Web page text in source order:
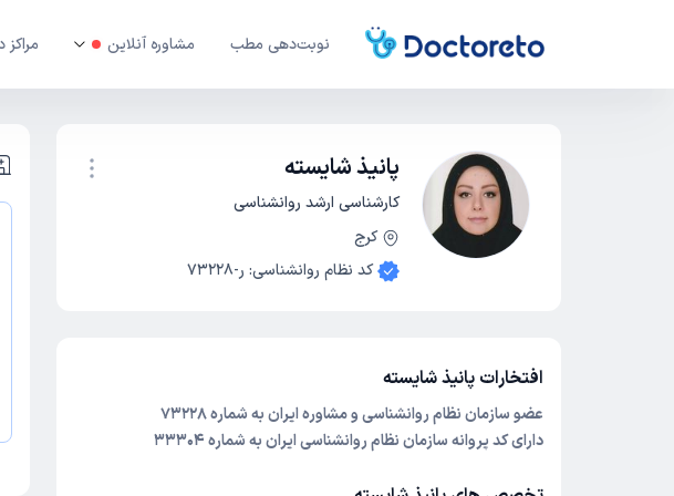
نوبت‌دهی مطب مشاوره آنلاین مراکز
پانیذ شایسته
کارشناسی ارشد روانشناسی
کرج
کد نظام روانشناسی: ر-73228
افتخارات پانیذ شایسته
عضو سازمان نظام روانشناسی و مشاوره ایران به شماره 73228
دارای کد پروانه سازمان نظام روانشناسی ایران به شماره33304